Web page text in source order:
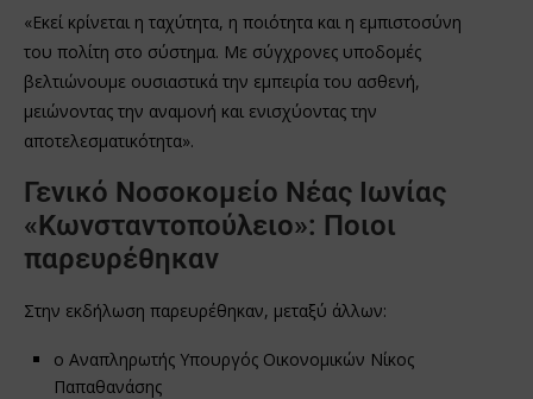
«Εκεί κρίνεται η ταχύτητα, η ποιότητα και η εμπιστοσύνη
του πολίτη στο σύστημα. Με σύγχρονες υποδομές
βελτιώνουμε ουσιαστικά την εμπειρία του ασθενή,
μειώνοντας την αναμονή και ενισχύοντας την
αποτελεσματικότητα».
Γενικό Νοσοκομείο Νέας Ιωνίας
«Κωνσταντοπούλειο»: Ποιοι
παρευρέθηκαν
Στην εκδήλωση παρευρέθηκαν, μεταξύ άλλων:
ο Αναπληρωτής Υπουργός Οικονομικών Νίκος
Παπαθανάσης